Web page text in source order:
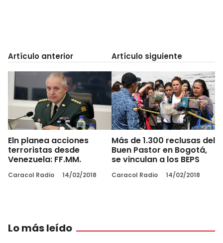
Artículo anterior
Eln planea acciones
terroristas desde
Venezuela: FF.MM.
Caracol Radio 14/02/2018
Artículo siguiente
Más de 1.300 reclusas del
Buen Pastor en Bogotá,
se vinculan a los BEPS
Caracol Radio 14/02/2018
Lo más leído